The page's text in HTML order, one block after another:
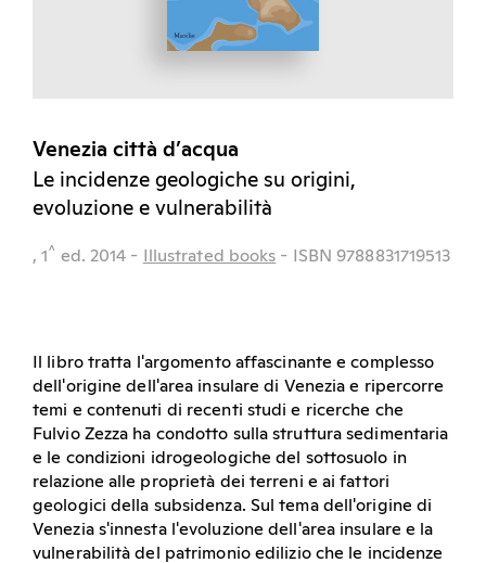
Venezia città d’acqua
Le incidenze geologiche su origini,
evoluzione e vulnerabilità
, 1^ ed. 2014 - Illustrated books - ISBN 9788831719513
Il libro tratta l'argomento affascinante e complesso
dell'origine dell'area insulare di Venezia e ripercorre
temi e contenuti di recenti studi e ricerche che
Fulvio Zezza ha condotto sulla struttura sedimentaria
e le condizioni idrogeologiche del sottosuolo in
relazione alle proprietà dei terreni e ai fattori
geologici della subsidenza. Sul tema dell'origine di
Venezia s'innesta l'evoluzione dell'area insulare e la
vulnerabilità del patrimonio edilizio che le incidenze